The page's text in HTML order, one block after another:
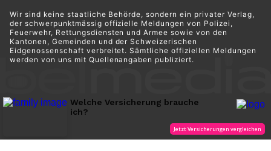
Wir sind keine staatliche Behörde, sondern ein privater Verlag,
der schwerpunktmässig offizielle Meldungen von Polizei,
Feuerwehr, Rettungsdiensten und Armee sowie von den
Kantonen, Gemeinden und der Schweizerischen
Eidgenossenschaft verbreitet. Sämtliche offiziellen Meldungen
werden von uns mit Quellenangaben publiziert.